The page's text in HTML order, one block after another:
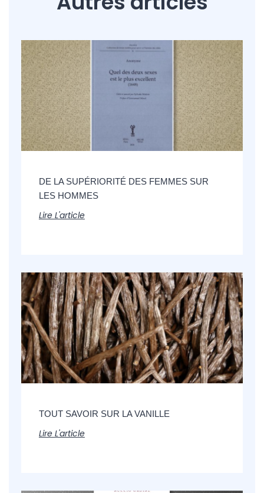
DE LA SUPÉRIORITÉ DES FEMMES SUR
LES HOMMES
Lire L'article
TOUT SAVOIR SUR LA VANILLE
Lire L'article